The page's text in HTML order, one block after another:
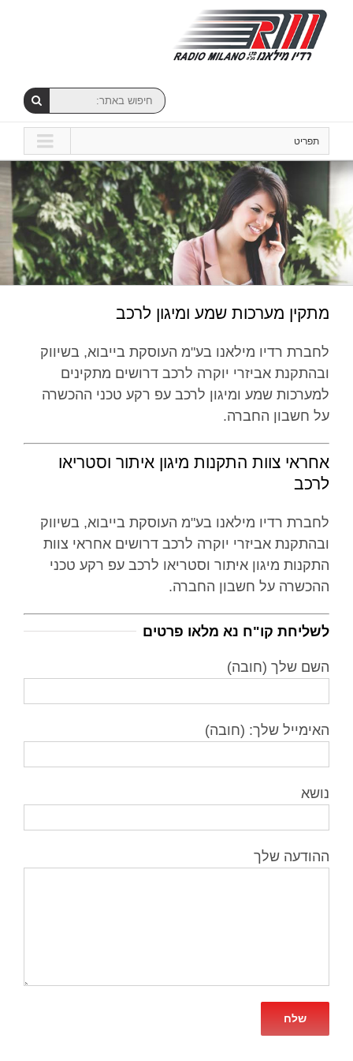
תפריט
מתקין מערכות שמע ומיגון לרכב
לחברת רדיו מילאנו בע"מ העוסקת בייבוא, בשיווק
ובהתקנת אביזרי יוקרה לרכב דרושים מתקינים
למערכות שמע ומיגון לרכב עפ רקע טכני ההכשרה
על חשבון החברה.
אחראי צוות התקנות מיגון איתור וסטריאו
לרכב
לחברת רדיו מילאנו בע"מ העוסקת בייבוא, בשיווק
ובהתקנת אביזרי יוקרה לרכב דרושים אחראי צוות
התקנות מיגון איתור וסטריאו לרכב עפ רקע טכני
ההכשרה על חשבון החברה.
לשליחת קו"ח נא מלאו פרטים
השם שלך (חובה)
האימייל שלך: (חובה)
נושא
ההודעה שלך